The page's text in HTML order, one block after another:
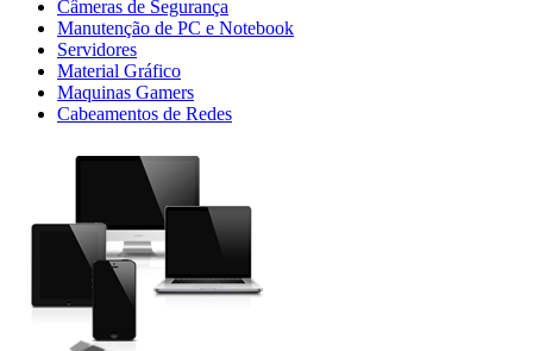
Câmeras de Segurança
Manutenção de PC e Notebook
Servidores
Material Gráfico
Maquinas Gamers
Cabeamentos de Redes